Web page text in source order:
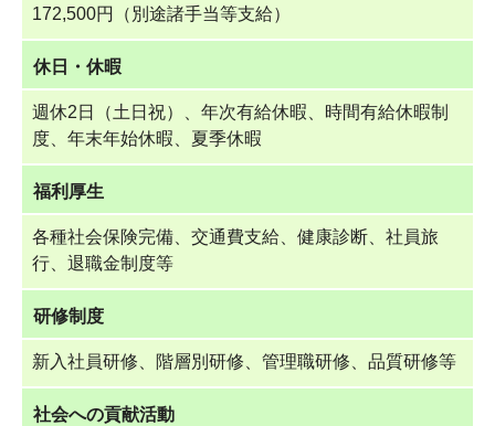
172,500円（別途諸手当等支給）
休日・休暇
週休2日（土日祝）、年次有給休暇、時間有給休暇制
度、年末年始休暇、夏季休暇
福利厚生
各種社会保険完備、交通費支給、健康診断、社員旅
行、退職金制度等
研修制度
新入社員研修、階層別研修、管理職研修、品質研修等
社会への貢献活動